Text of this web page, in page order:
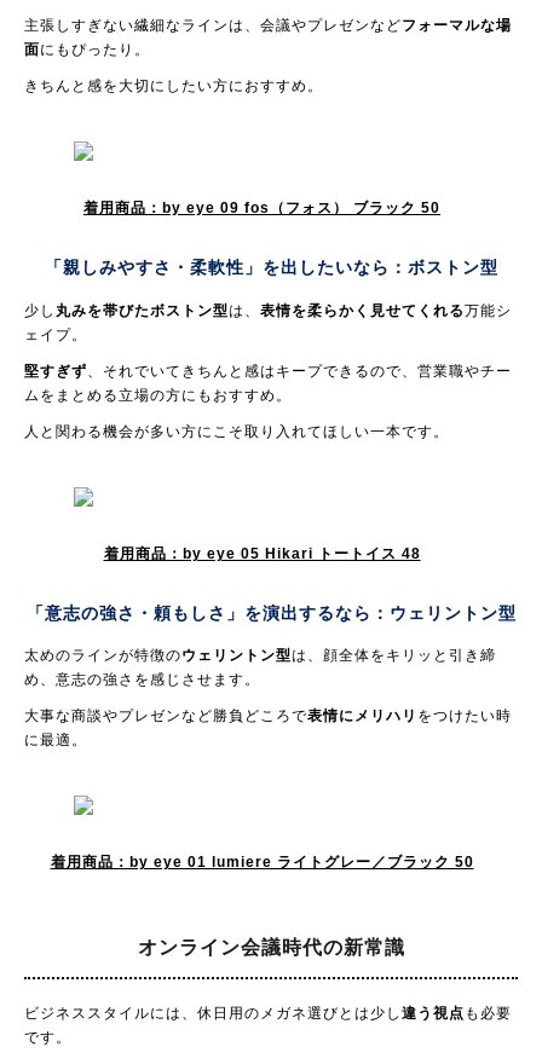
主張しすぎない繊細なラインは、会議やプレゼンなどフォーマルな場
面にもぴったり。
きちんと感を大切にしたい方におすすめ。
着用商品：by eye 09 fos（フォス） ブラック 50
「親しみやすさ・柔軟性」を出したいなら： ボストン型
少し 丸みを帯びたボストン型は、 表情を柔らかく見せてくれる万能シ
ェイプ。
堅すぎず 、それでいてきちんと感はキープできるので、営業職やチー
ムをまとめる立場の方にもおすすめ。
人と関わる機会が多い方にこそ取り入れてほしい一本です。
着用商品：by eye 05 Hikari トートイス 48
「意志の強さ・頼もしさ」を演出するなら： ウェリントン型
太めのラインが特徴のウェリントン型は、顔全体をキリッと引き締
め、意志の強さを感じさせます。
大事な商談やプレゼンなど勝負どころで表情にメリハリ をつけたい時
に最適。
着用商品：by eye 01 lumiere ライトグレー／ブラック 50
オンライン会議時代の新常識
ビジネススタイルには、休日用のメガネ選びとは少し 違う視点 も必要
です。